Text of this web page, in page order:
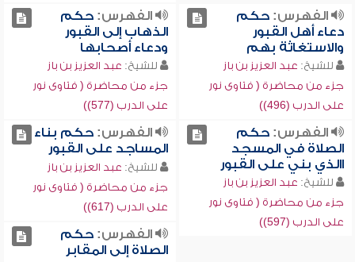
الفهرس:حكم
دعاء أهل القبور
والاستغاثة بهم
للشيخ: عبد العزيز بن باز
جزء من محاضرة ( فتاوى نور
على الدرب (496))
الفهرس:حكم
الذهاب إلى القبور
ودعاء أصحابها
للشيخ: عبد العزيز بن باز
جزء من محاضرة ( فتاوى نور
على الدرب (577))
الفهرس:حكم
الصلاة في المسجد
االذي بني على القبور
للشيخ: عبد العزيز بن باز
جزء من محاضرة ( فتاوى نور
على الدرب (597))
الفهرس:حكم بناء
المساجد على القبور
للشيخ: عبد العزيز بن باز
جزء من محاضرة ( فتاوى نور
على الدرب (617))
الفهرس:حكم
الصلاة إلى المقابر